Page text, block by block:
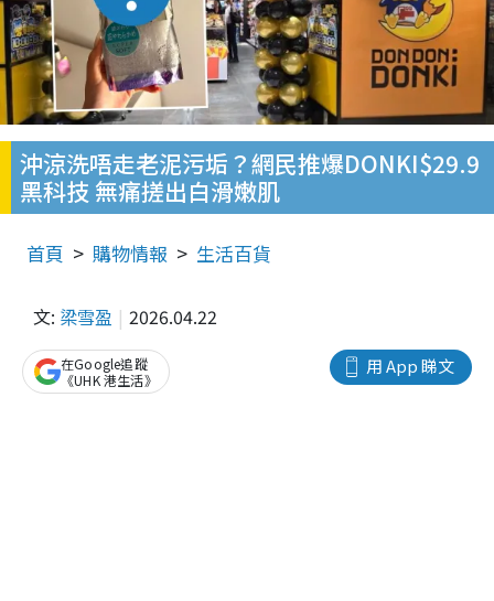
沖涼洗唔走老泥污垢？網民推爆DONKI$29.9
黑科技 無痛搓出白滑嫩肌
首頁 購物情報 生活百貨
文: 梁雪盈 2026.04.22
用 App 睇文
在Google追蹤
《UHK 港生活》